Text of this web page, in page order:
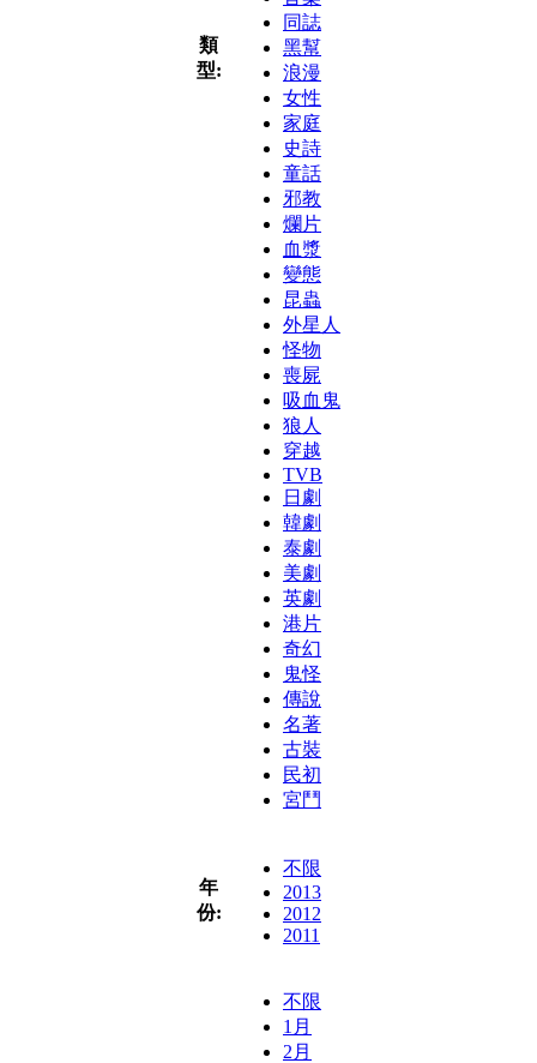
類
型:
同誌
黑幫
浪漫
女性
家庭
史詩
童話
邪教
爛片
血漿
變態
昆蟲
外星人
怪物
喪屍
吸血鬼
狼人
穿越
TVB
日劇
韓劇
泰劇
美劇
英劇
港片
奇幻
鬼怪
傳說
名著
古裝
民初
宮鬥
年
份:
不限
2013
2012
2011
不限
1月
2月